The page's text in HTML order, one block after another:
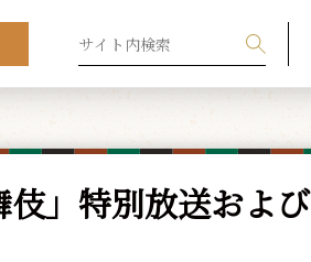
」特別放送および